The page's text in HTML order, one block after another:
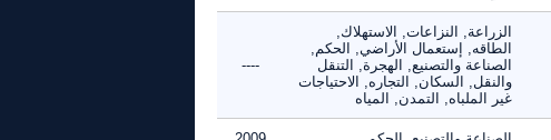
الزراعة, النزاعات, الاستهلاك,
الطاقه, إستعمال الأراضي, الحكم,
الصناعة والتصنيع, الهجرة, التنقل
والنقل, السكان, التجاره, الاحتياجات
غير الملباه, التمدن, المياه
----